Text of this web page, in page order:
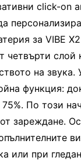
click-on
за VIBE
четвърти
на
функция:
По този
зареждане.
или при